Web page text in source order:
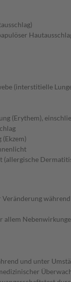
(interstitielle
(Erythem),
(allergische
und unter